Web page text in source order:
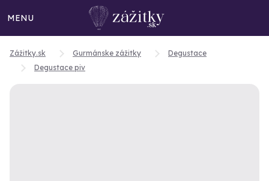
MENU
Zážitky.sk Gurmánske zážitky
Degustace
Degustace piv